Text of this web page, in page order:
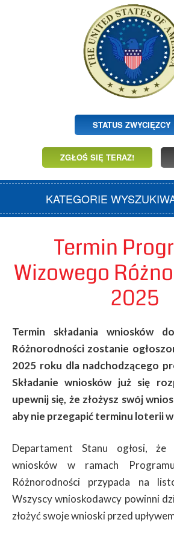
STATUS ZWYCIĘZCY
ZGŁOŚ SIĘ TERAZ!
KATEGORIE
Termin
Wizowego
2025
Termin składania wniosków
Różnorodności zostanie
2025 roku dla nadchodzącego
Składanie wniosków już się
upewnij się, że złożysz swój
aby nie przegapić terminu loterii
Departament Stanu ogłosi, że
wniosków w ramach
Różnorodności przypada na
Wszyscy wnioskodawcy powinni
złożyć swoje wnioski przed